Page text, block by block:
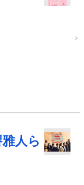
人ら